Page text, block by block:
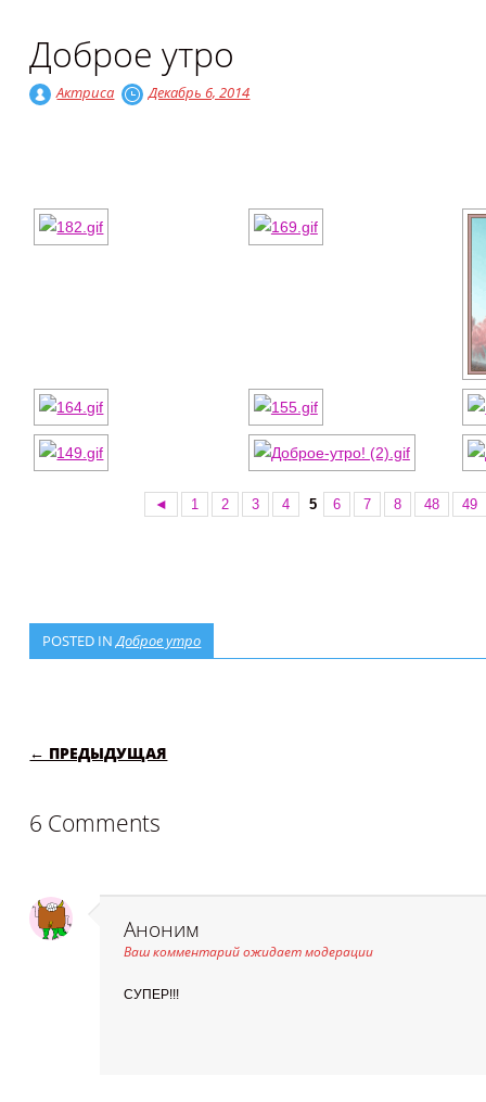
Доброе утро
Актриса Декабрь 6, 2014
◄ 1 2 3 4 5 6 7 8 48 49
POSTED INДоброе утро
POST NAVIGATION
← ПРЕДЫДУЩАЯ
6 Comments
Аноним
Ваш комментарий ожидает модерации
СУПЕР!!!